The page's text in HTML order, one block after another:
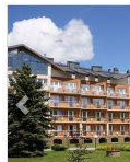
Previous